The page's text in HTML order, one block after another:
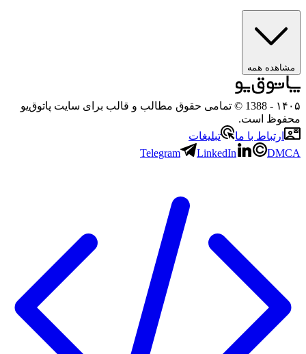
مشاهده همه
۱۴۰۵
- 1388 © تمامی حقوق مطالب و قالب برای سایت پاتوق‌یو
محفوظ است.
ارتباط با ما
تبلیغات
Telegram
LinkedIn DMCA